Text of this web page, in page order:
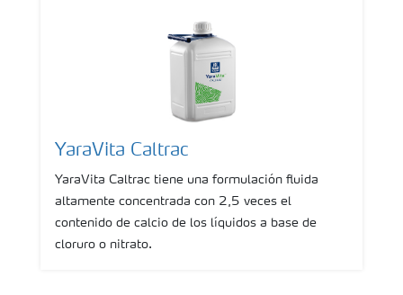
YaraVita Caltrac
YaraVita Caltrac tiene una formulación fluida
altamente concentrada con 2,5 veces el
contenido de calcio de los líquidos a base de
cloruro o nitrato.